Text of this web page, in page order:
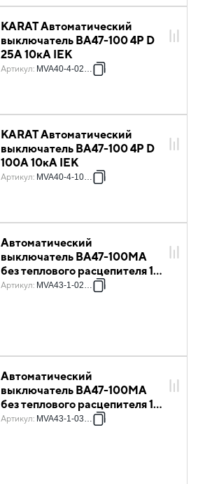
KARAT Автоматический
выключатель ВА47-100 4P D
25А 10кА IEK
Артикул: MVA40-4-025-D
KARAT Автоматический
выключатель ВА47-100 4P D
100А 10кА IEK
Артикул: MVA40-4-100-D
Автоматический
выключатель ВА47-100МА
без теплового расцепителя 1P
20А 10кА D IEK
Артикул: MVA43-1-020-D
Автоматический
выключатель ВА47-100МА
без теплового расцепителя 1P
32А 10кА D IEK
Артикул: MVA43-1-032-D